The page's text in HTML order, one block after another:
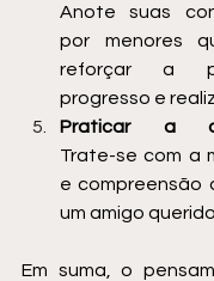
Anote suas
por menores
reforçar a
progresso e
Praticar a
Trate-se com a
e compreensão
um amigo querido.
Em suma, o